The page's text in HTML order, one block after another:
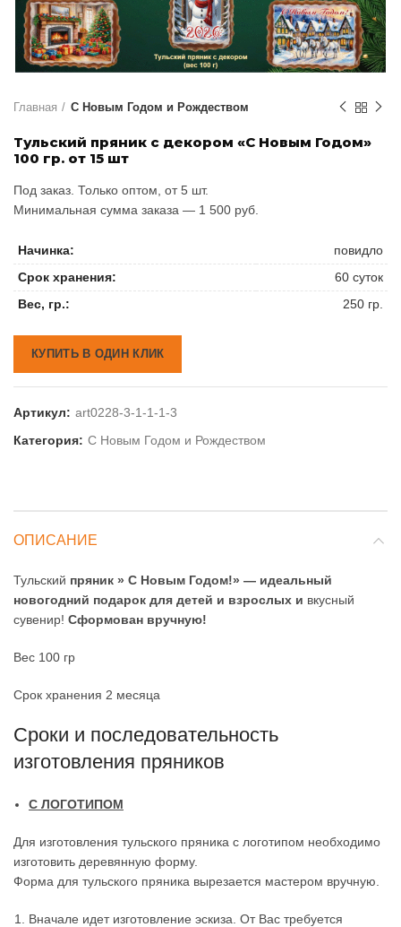
Главная С Новым Годом и Рождеством
Тульский пряник с декором «С Новым Годом»
100 гр. от 15 шт
Под заказ. Только оптом, от 5 шт.
Минимальная сумма заказа — 1 500 руб.
Начинка:
повидло
Срок хранения:
60 суток
Вес, гр.:
250 гр.
КУПИТЬ В ОДИН КЛИК
Артикул: art0228-3-1-1-1-3
Категория: С Новым Годом и Рождеством
ОПИСАНИЕ
Тульский пряник » С Новым Годом!» — идеальный
новогодний подарок для детей и взрослых и вкусный
сувенир! Сформован вручную!
Вес 100 гр
Срок хранения 2 месяца
Сроки и последовательность
изготовления пряников
С ЛОГОТИПОМ
Для изготовления тульского пряника с логотипом необходимо
изготовить деревянную форму.
Форма для тульского пряника вырезается мастером вручную.
Вначале идет изготовление эскиза. От Вас требуется